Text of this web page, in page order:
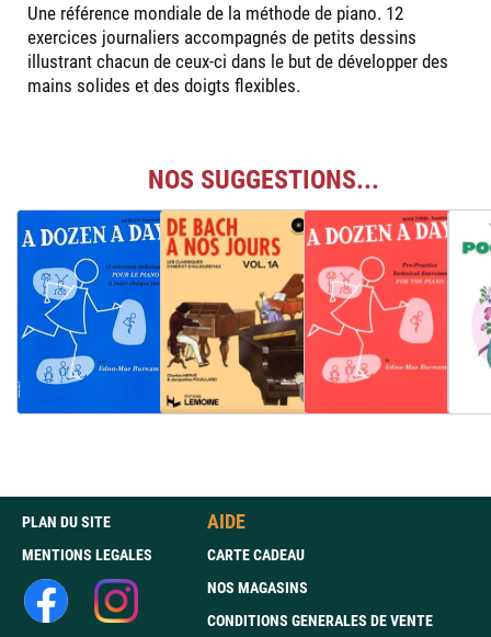
Une référence mondiale de la méthode de piano. 12
exercices journaliers accompagnés de petits dessins
illustrant chacun de ceux-ci dans le but de développer des
mains solides et des doigts flexibles.
NOS SUGGESTIONS...
PLAN DU SITE
MENTIONS LEGALES
AIDE
CARTE CADEAU
NOS MAGASINS
CONDITIONS GENERALES DE VENTE